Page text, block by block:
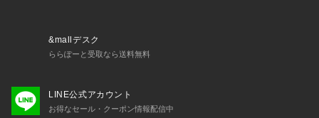
&mallデスク
ららぽーと受取なら送料無料
LINE公式アカウント
お得なセール・クーポン情報配信中